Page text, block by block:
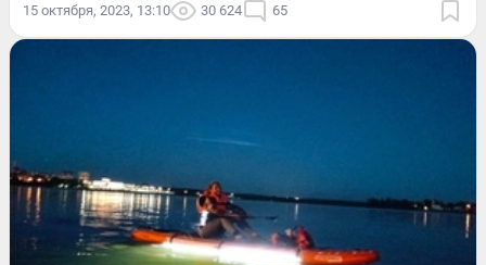
15 октября, 2023, 13:10 30 624 65